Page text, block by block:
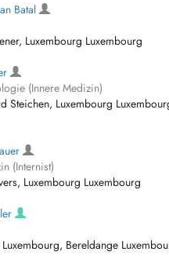
Batal
Luxembourg Luxembourg
(Innere Medizin)
Steichen, Luxembourg
(Internist)
Luxembourg Luxembourg
Bereldange